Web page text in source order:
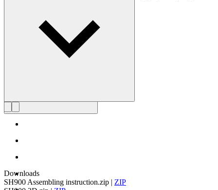
Læs mere om Strand & Hvass
Downloads
SH900 Assembling instruction.zip | ZIP